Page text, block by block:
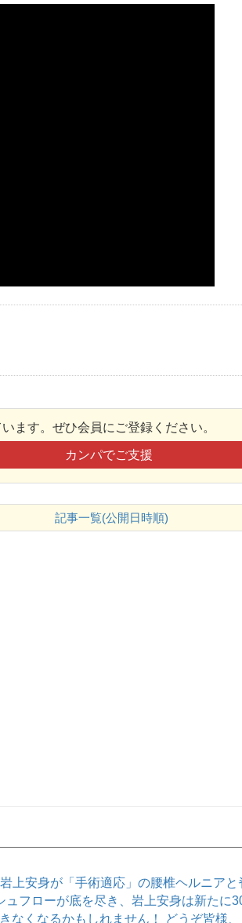
ます。ぜひ会員にご登録ください。
カンパでご支援
記事一覧(公開日時順)
上安身が「手術適応」の腰椎ヘルニアと
フローが底を尽き、岩上安身は新たに
なくなるかもしれません！ どうぞ皆様、